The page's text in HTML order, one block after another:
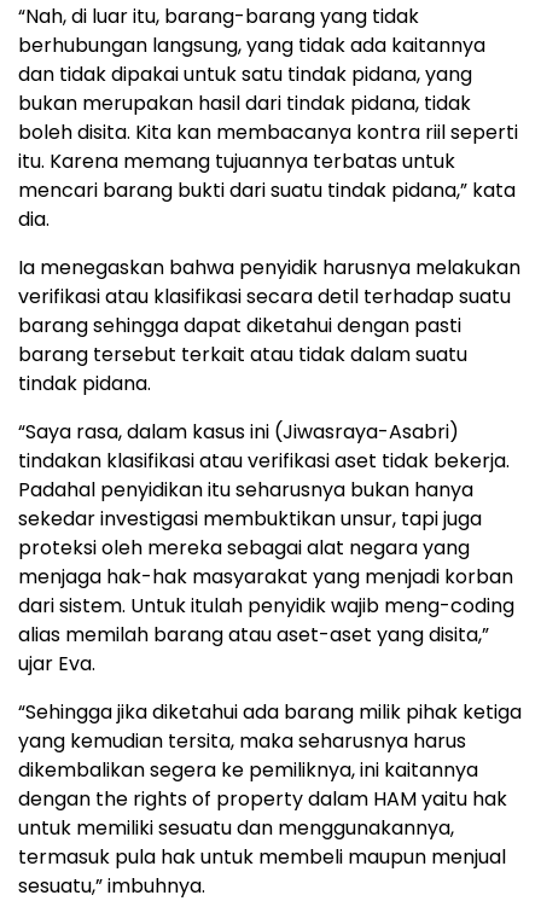
“Nah, di luar itu, barang-barang yang tidak
berhubungan langsung, yang tidak ada kaitannya
dan tidak dipakai untuk satu tindak pidana, yang
bukan merupakan hasil dari tindak pidana, tidak
boleh disita. Kita kan membacanya kontra riil seperti
itu. Karena memang tujuannya terbatas untuk
mencari barang bukti dari suatu tindak pidana,” kata
dia.
Ia menegaskan bahwa penyidik harusnya melakukan
verifikasi atau klasifikasi secara detil terhadap suatu
barang sehingga dapat diketahui dengan pasti
barang tersebut terkait atau tidak dalam suatu
tindak pidana.
“Saya rasa, dalam kasus ini (Jiwasraya-Asabri)
tindakan klasifikasi atau verifikasi aset tidak bekerja.
Padahal penyidikan itu seharusnya bukan hanya
sekedar investigasi membuktikan unsur, tapi juga
proteksi oleh mereka sebagai alat negara yang
menjaga hak-hak masyarakat yang menjadi korban
dari sistem. Untuk itulah penyidik wajib meng-coding
alias memilah barang atau aset-aset yang disita,”
ujar Eva.
“Sehingga jika diketahui ada barang milik pihak ketiga
yang kemudian tersita, maka seharusnya harus
dikembalikan segera ke pemiliknya, ini kaitannya
dengan the rights of property dalam HAM yaitu hak
untuk memiliki sesuatu dan menggunakannya,
termasuk pula hak untuk membeli maupun menjual
sesuatu,” imbuhnya.